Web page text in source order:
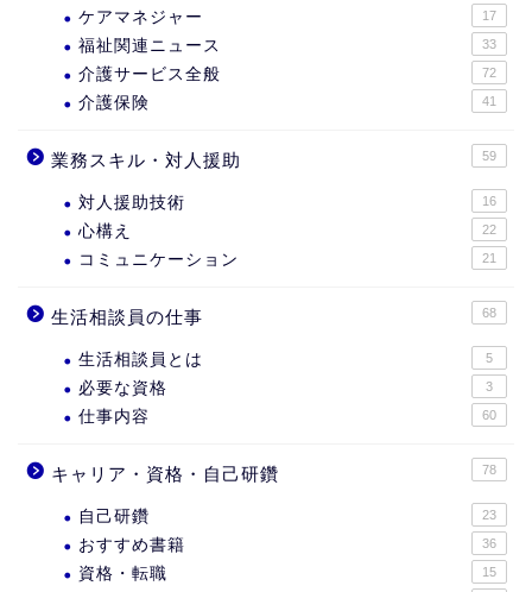
ケアマネジャー 17
福祉関連ニュース 33
介護サービス全般 72
介護保険 41
業務スキル・対人援助 59
対人援助技術 16
心構え 22
コミュニケーション 21
生活相談員の仕事 68
生活相談員とは 5
必要な資格 3
仕事内容 60
キャリア・資格・自己研鑽 78
自己研鑽 23
おすすめ書籍 36
資格・転職 15